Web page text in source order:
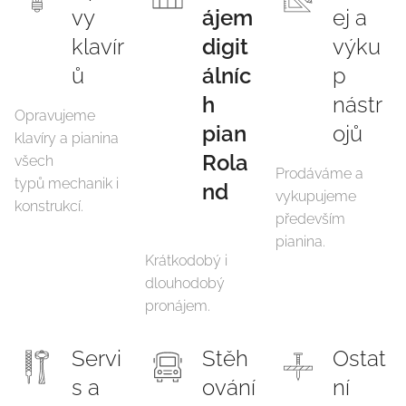
vy
klavír
ů
Opravujeme
klavíry a pianina
všech
typů mechanik i
konstrukcí.
ájem
digit
álníc
h
pian
Rola
nd
Krátkodobý i
dlouhodobý
pronájem.
ej a
výku
p
nástr
ojů
Prodáváme a
vykupujeme
především
pianina.
Servi
s a
Stěh
ování
Ostat
ní